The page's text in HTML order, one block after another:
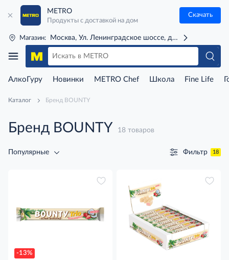
METRO
Продукты с доставкой на дом
Скачать
Магазин: Москва, Ул. Ленинградское шоссе, д. 71Г (м. Речной
АлкоГуру Новинки METRO Chef Школа Fine Life
Каталог Бренд BOUNTY
Бренд BOUNTY 18 товаров
Популярные Фильтр 18
-13%